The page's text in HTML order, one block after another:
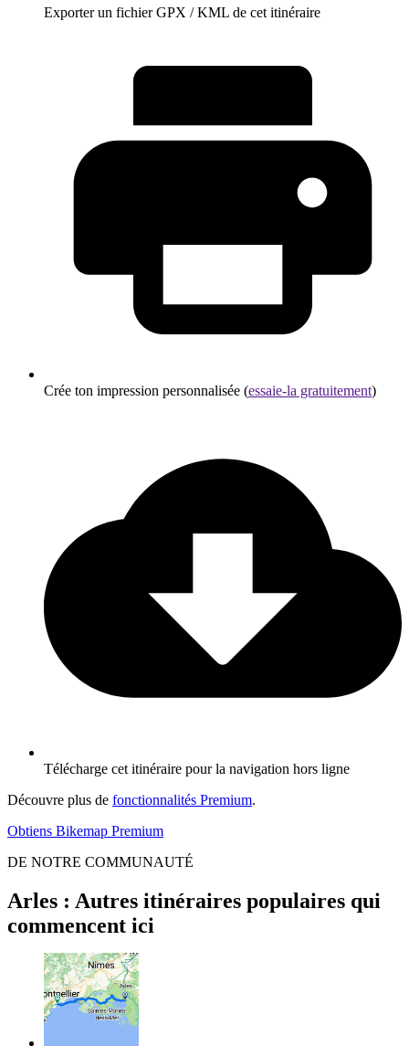
Exporter un fichier GPX / KML de cet itinéraire
Crée ton impression personnalisée (essaie-la gratuitement)
Télécharge cet itinéraire pour la navigation hors ligne
Découvre plus de fonctionnalités Premium.
Obtiens Bikemap Premium
DE NOTRE COMMUNAUTÉ
Arles : Autres itinéraires populaires qui
commencent ici